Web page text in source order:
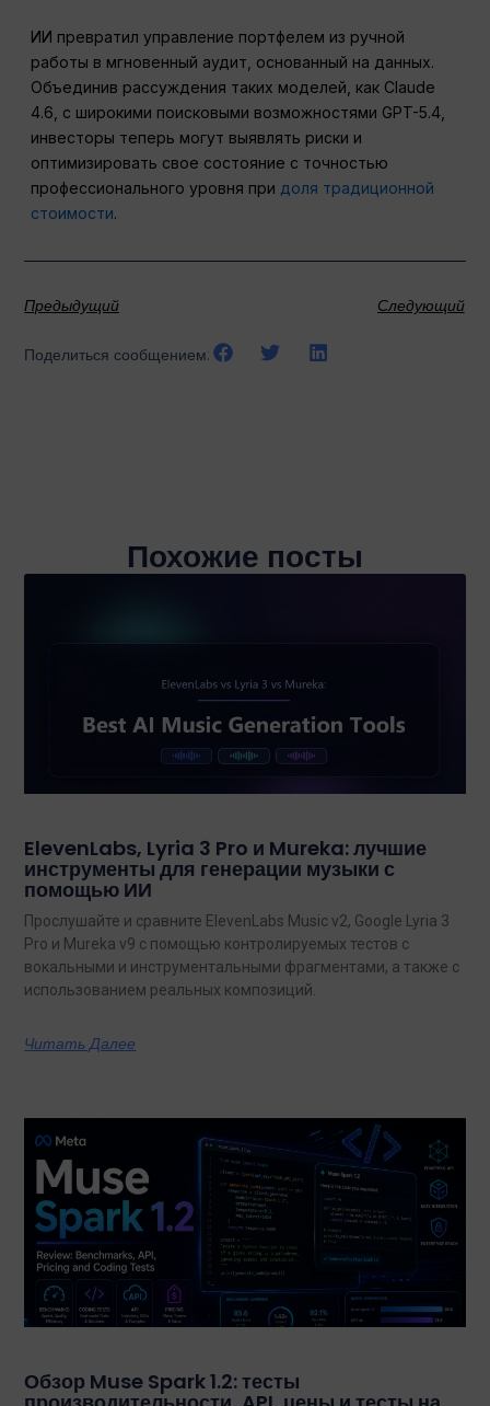
ИИ превратил управление портфелем из ручной
работы в мгновенный аудит, основанный на данных.
Объединив рассуждения таких моделей, как Claude
4.6, с широкими поисковыми возможностями GPT-5.4,
инвесторы теперь могут выявлять риски и
оптимизировать свое состояние с точностью
профессионального уровня при доля традиционной
стоимости.
Предыдущий Следующий
Поделиться сообщением:
Похожие посты
ElevenLabs, Lyria 3 Pro и Mureka: лучшие
инструменты для генерации музыки с
помощью ИИ
Прослушайте и сравните ElevenLabs Music v2, Google Lyria 3
Pro и Mureka v9 с помощью контролируемых тестов с
вокальными и инструментальными фрагментами, а также с
использованием реальных композиций.
Читать Далее
Обзор Muse Spark 1.2: тесты